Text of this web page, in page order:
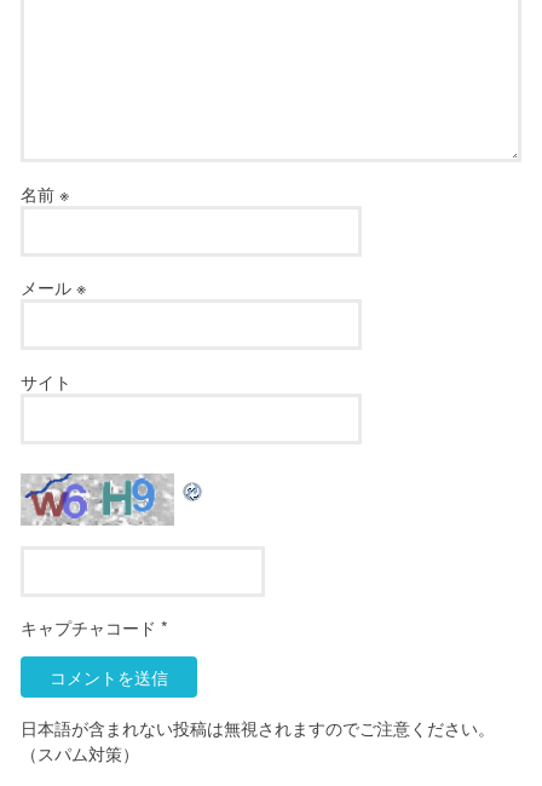
名前※
メール※
サイト
キャプチャコード *
日本語が含まれない投稿は無視されますのでご注意ください。
（スパム対策）